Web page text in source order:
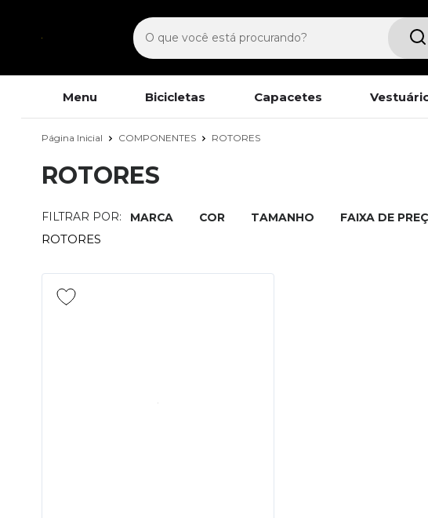
Menu Bicicletas Capacetes
Página Inicial COMPONENTES ROTORES
ROTORES
FILTRAR POR: MARCA COR TAMANHO FAIXA DE
ROTORES